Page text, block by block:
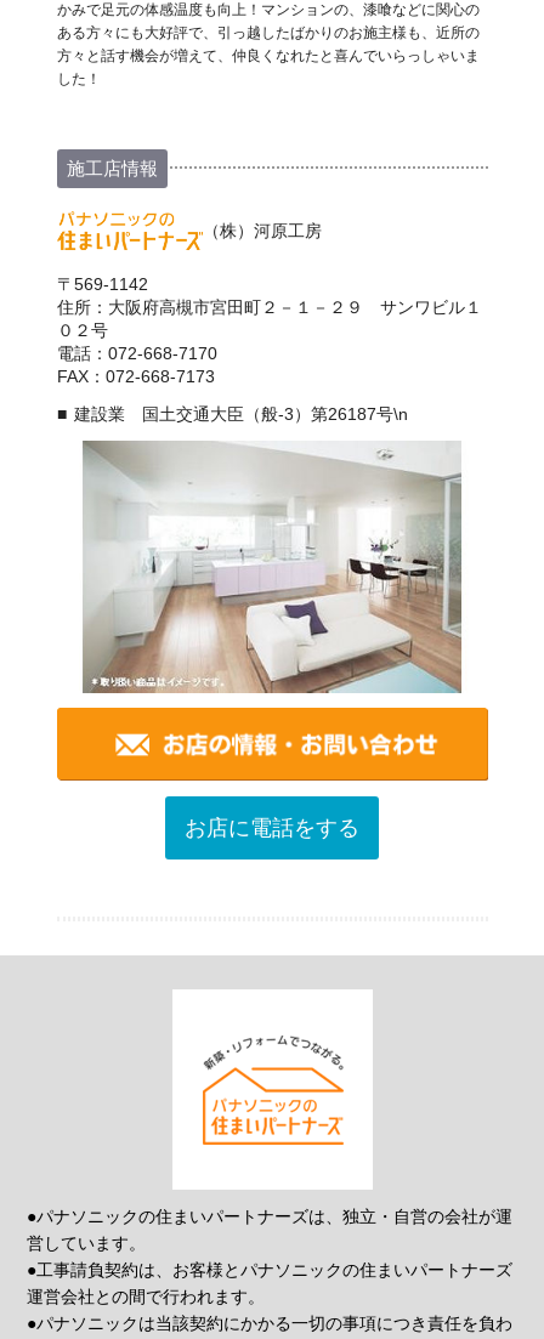
かみで足元の体感温度も向上！マンションの、漆喰などに関心の
ある方々にも大好評で、引っ越したばかりのお施主様も、近所の
方々と話す機会が増えて、仲良くなれたと喜んでいらっしゃいま
した！
施工店情報
（株）河原工房
〒569-1142
住所：大阪府高槻市宮田町２－１－２９ サンワビル１
０２号
電話：072-668-7170
FAX：072-668-7173
建設業 国土交通大臣（般-3）第26187号\n
お店に電話をする
●パナソニックの住まいパートナーズは、独立・自営の会社が運
営しています。
●工事請負契約は、お客様とパナソニックの住まいパートナーズ
運営会社との間で行われます。
●パナソニックは当該契約にかかる一切の事項につき責任を負わ